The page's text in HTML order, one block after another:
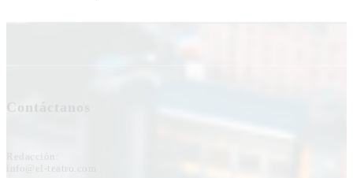
Contáctanos
Redacción:
info@el-teatro.com